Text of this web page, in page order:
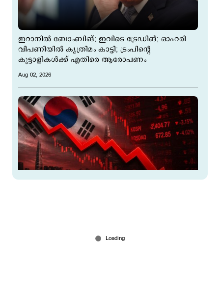
ഇറാനില്‍ ബോംബിങ്; ഇവിടെ ട്രേ‍ഡിങ്; ഓഹരി
വിപണിയില്‍ കൃത്രിമം കാട്ടി; ട്രംപിന്‍റെ
കൂട്ടാളികള്‍ക്ക് എതിരെ ആരോപണം
Aug 02, 2026